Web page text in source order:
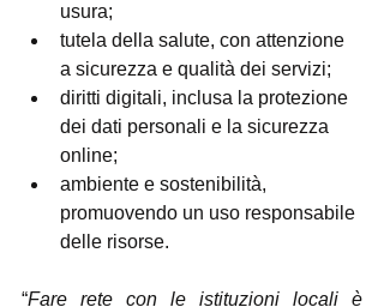
usura;
tutela della salute, con attenzione
a sicurezza e qualità dei servizi;
diritti digitali, inclusa la protezione
dei dati personali e la sicurezza
online;
ambiente e sostenibilità,
promuovendo un uso responsabile
delle risorse.
“Fare rete con le istituzioni locali è